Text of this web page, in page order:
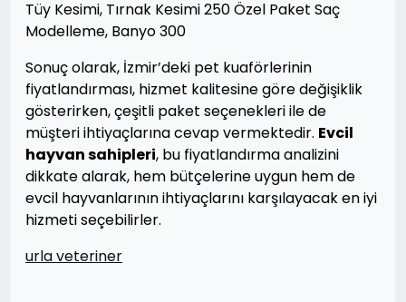
Tüy Kesimi, Tırnak Kesimi 250 Özel Paket Saç
Modelleme, Banyo 300
Sonuç olarak, İzmir’deki pet kuaförlerinin
fiyatlandırması, hizmet kalitesine göre değişiklik
gösterirken, çeşitli paket seçenekleri ile de
müşteri ihtiyaçlarına cevap vermektedir. Evcil
hayvan sahipleri, bu fiyatlandırma analizini
dikkate alarak, hem bütçelerine uygun hem de
evcil hayvanlarının ihtiyaçlarını karşılayacak en iyi
hizmeti seçebilirler.
urla veteriner